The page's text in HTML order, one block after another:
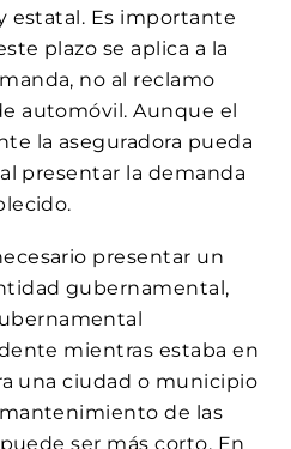
estatal. Es importante
plazo se aplica a la
no al reclamo
automóvil. Aunque el
la aseguradora pueda
presentar la demanda
presentar un
gubernamental,
mientras estaba en
una ciudad o municipio
de las
ser más corto. En